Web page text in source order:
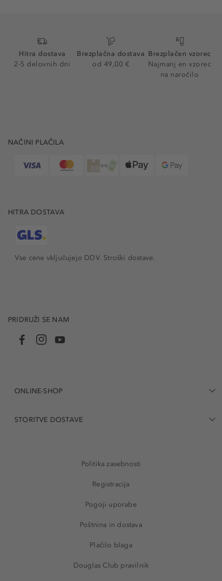
Hitra dostava
2-5 delovnih dni
Brezplačna dostava
od 49,00 €
Brezplačen vzorec
Najmanj en vzorec
na naročilo
NAČINI PLAČILA
HITRA DOSTAVA
Vse cene vključujejo DDV. Stroški dostave.
PRIDRUŽI SE NAM
ONLINE-SHOP
STORITVE DOSTAVE
Politika zasebnosti
Registracija
Pogoji uporabe
Poštnina in dostava
Plačilo blaga
Douglas Club pravilnik